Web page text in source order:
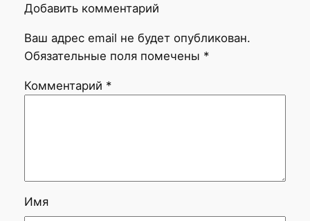
Добавить комментарий
Ваш адрес email не будет опубликован.
Обязательные поля помечены *
Комментарий *
Имя